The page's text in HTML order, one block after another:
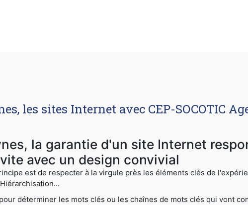
les sites Internet avec CEP-SOCOTIC
la garantie d'un site Internet
avec un design convivial
est de respecter à la virgule près les éléments clés de
déterminer les mots clés ou les chaînes de mots clés qui vont